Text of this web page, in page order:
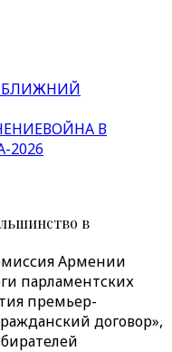
БЛИЖНИЙ
ВОЙНА В
2026
в
Армении
парламентских
премьер-
договор»,